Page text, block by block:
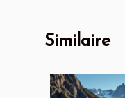
Similaire